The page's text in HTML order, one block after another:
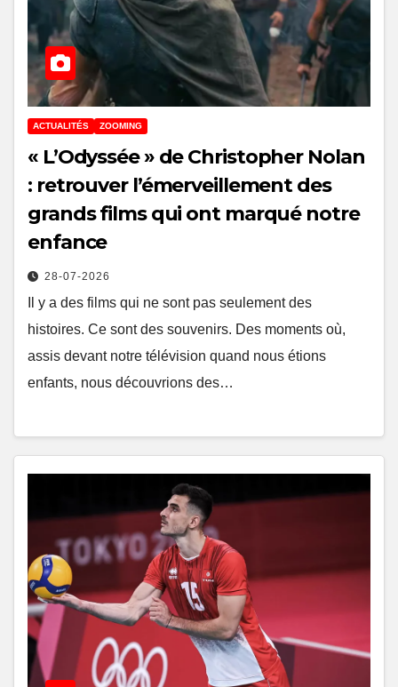
ACTUALITÉS ZOOMING
« L’Odyssée » de Christopher Nolan
: retrouver l’émerveillement des
grands films qui ont marqué notre
enfance
28-07-2026
Il y a des films qui ne sont pas seulement des
histoires. Ce sont des souvenirs. Des moments où,
assis devant notre télévision quand nous étions
enfants, nous découvrions des…